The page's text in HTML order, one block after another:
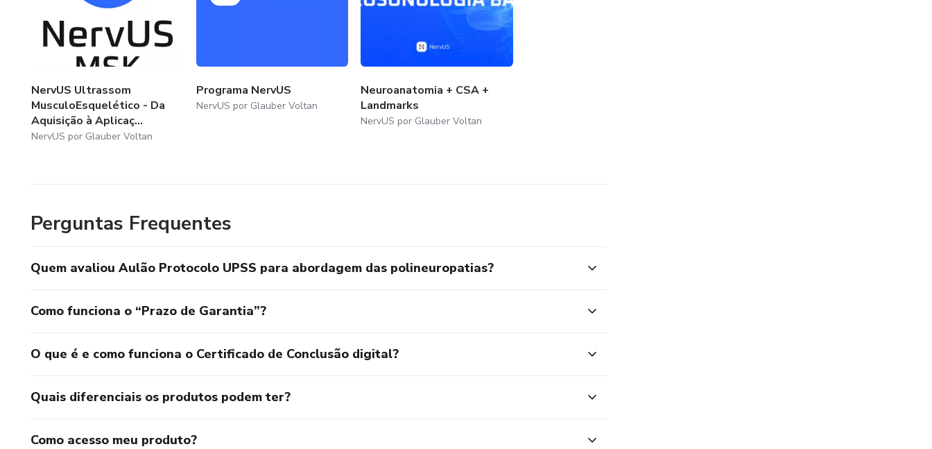
NervUS Ultrassom
MusculoEsquelético - Da
Aquisição à Aplicaç...
NervUS por Glauber Voltan
Programa NervUS
NervUS por Glauber Voltan
Neuroanatomia + CSA +
Landmarks
NervUS por Glauber Voltan
Perguntas Frequentes
Quem avaliou Aulão Protocolo UPSS para abordagem das polineuropatias?
Como funciona o “Prazo de Garantia”?
O que é e como funciona o Certificado de Conclusão digital?
Quais diferenciais os produtos podem ter?
Como acesso meu produto?